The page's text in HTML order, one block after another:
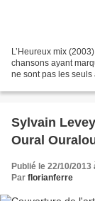
L’Heureux mix
chansons ayant
ne sont pas les
Sylvain
Oural
Publié le 22/10/2013
Par florianferre